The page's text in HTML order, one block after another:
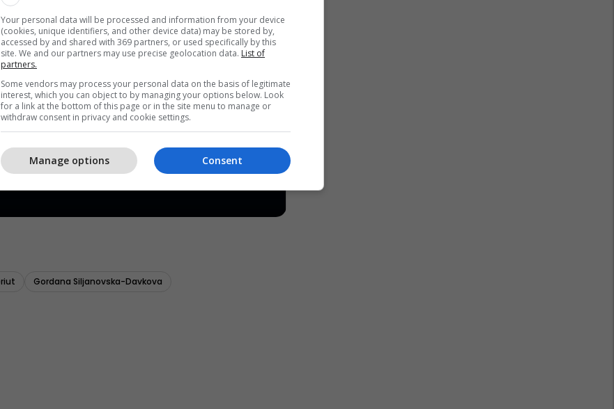
Your personal data will be processed and information from your device
(cookies, unique identifiers, and other device data) may be stored by,
accessed by and shared with 369 partners, or used specifically by this
site. We and our partners may use precise geolocation data. List of
partners.
Some vendors may process your personal data on the basis of legitimate
interest, which you can object to by managing your options below. Look
for a link at the bottom of this page or in the site menu to manage or
withdraw consent in privacy and cookie settings.
Consent
Manage options